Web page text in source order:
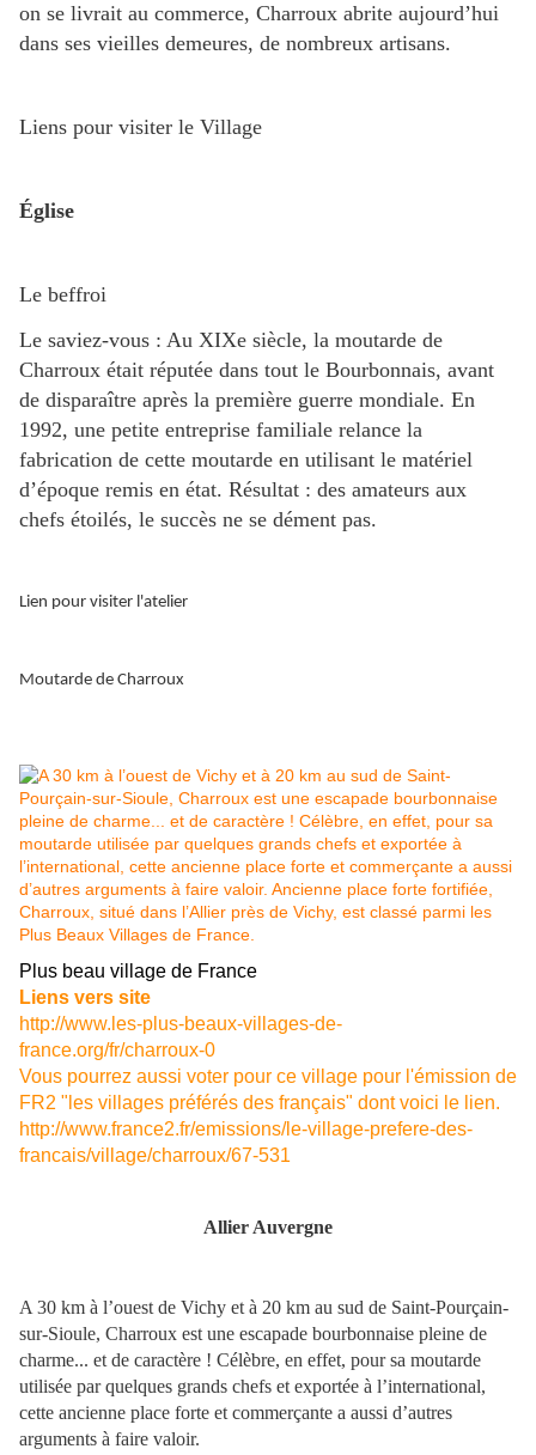
on se livrait au commerce, Charroux abrite aujourd’hui
dans ses vieilles demeures, de nombreux artisans.
Liens pour visiter le Village
Église
Le beffroi
Le saviez-vous : Au XIXe siècle, la moutarde de
Charroux était réputée dans tout le Bourbonnais, avant
de disparaître après la première guerre mondiale. En
1992, une petite entreprise familiale relance la
fabrication de cette moutarde en utilisant le matériel
d’époque remis en état. Résultat : des amateurs aux
chefs étoilés, le succès ne se dément pas.
Lien pour visiter l'atelier
Moutarde de Charroux
Plus beau village de France
Liens vers site
http://www.les-plus-beaux-villages-de-
france.org/fr/charroux-0
Vous pourrez aussi voter pour ce village pour l'émission de
FR2 "les villages préférés des français" dont voici le lien.
http://www.france2.fr/emissions/le-village-prefere-des-
francais/village/charroux/67-531
Allier Auvergne
A 30 km à l’ouest de Vichy et à 20 km au sud de Saint-Pourçain-
sur-Sioule, Charroux est une escapade bourbonnaise pleine de
charme... et de caractère ! Célèbre, en effet, pour sa moutarde
utilisée par quelques grands chefs et exportée à l’international,
cette ancienne place forte et commerçante a aussi d’autres
arguments à faire valoir.